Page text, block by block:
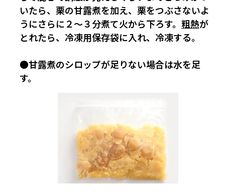
いたら、栗の甘露煮を加え、栗をつぶさないよ
うにさらに２〜３分煮て火から下ろす。 粗熱が
とれたら、冷凍用保存袋に入れ、冷凍する。
●甘露煮のシロップが足りない場合は水を足
す。